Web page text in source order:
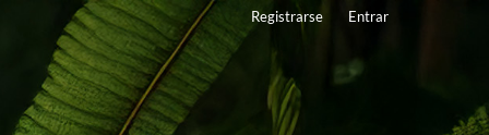
Registrarse Entrar